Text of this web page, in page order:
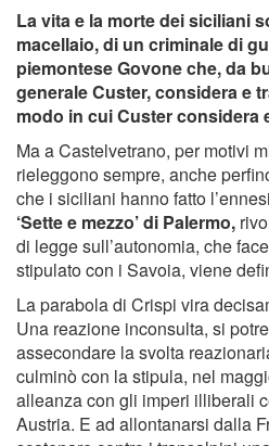
La vita e la morte dei siciliani
macellaio, di un criminale di
piemontese Govone che, da
generale Custer, considera e
modo in cui Custer considera
Ma a Castelvetrano, per motivi
rieleggono sempre, anche
che i siciliani hanno fatto
‘Sette e mezzo’ di Palermo,
di legge sull’autonomia, che
stipulato con i Savoia, viene
La parabola di Crispi vira
Una reazione inconsulta, si
assecondare la svolta
culminò con la stipula, nel
alleanza con gli imperi illiberali
Austria. E ad allontanarsi dalla